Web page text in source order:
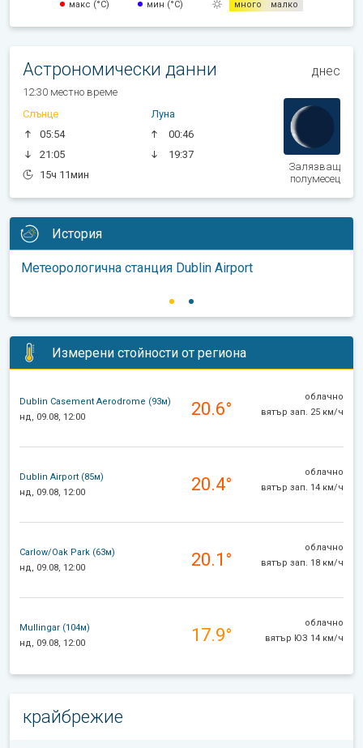
макс (°C) мин (°C) много малко
Астрономически данни днес
12:30 местно време
Слънце
05:54
21:05
15ч 11мин
Луна
00:46
19:37
Залязващ
полумесец
История
Метеорологична станция Dublin Airport
Измерени стойности от региона
Dublin Casement Aerodrome (93м)
нд, 09.08, 12:00
20.6°
облачно
вятър зап. 25 км/ч
Dublin Airport (85м)
нд, 09.08, 12:00
20.4°
облачно
вятър зап. 14 км/ч
Carlow/Oak Park (63м)
нд, 09.08, 12:00
20.1°
облачно
вятър зап. 18 км/ч
Mullingar (104м)
нд, 09.08, 12:00
17.9°
облачно
вятър ЮЗ 14 км/ч
крайбрежие